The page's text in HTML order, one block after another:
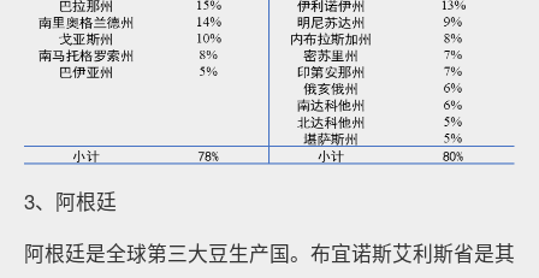
3、阿根廷
阿根廷是全球第三大豆生产国。布宜诺斯艾利斯省是其